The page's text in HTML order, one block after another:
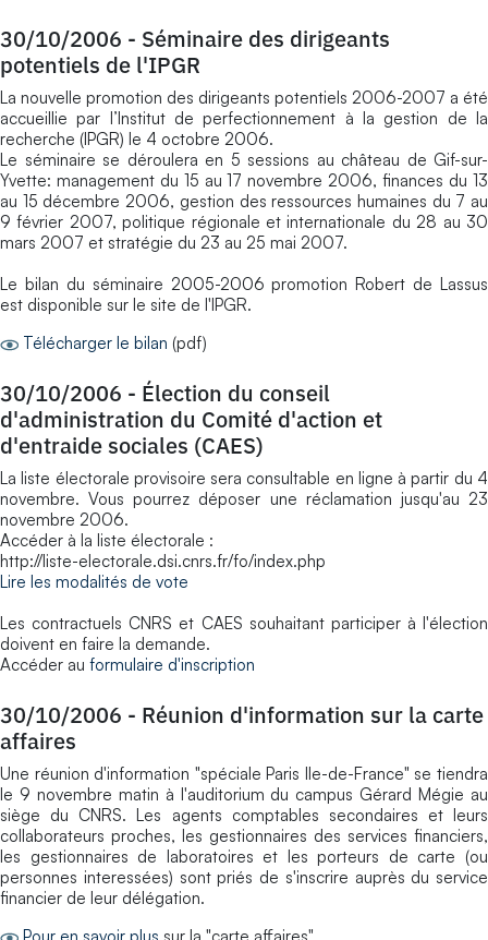
30/10/2006 - Séminaire des dirigeants
potentiels de l'IPGR
La nouvelle promotion des dirigeants potentiels 2006-2007 a été
accueillie par l’Institut de perfectionnement à la gestion de la
recherche (IPGR) le 4 octobre 2006.
Le séminaire se déroulera en 5 sessions au château de Gif-sur-
Yvette: management du 15 au 17 novembre 2006, finances du 13
au 15 décembre 2006, gestion des ressources humaines du 7 au
9 février 2007, politique régionale et internationale du 28 au 30
mars 2007 et stratégie du 23 au 25 mai 2007.
Le bilan du séminaire 2005-2006 promotion Robert de Lassus
est disponible sur le site de l'IPGR.
Télécharger le bilan (pdf)
30/10/2006 - Élection du conseil
d'administration du Comité d'action et
d'entraide sociales (CAES)
La liste électorale provisoire sera consultable en ligne à partir du 4
novembre. Vous pourrez déposer une réclamation jusqu'au 23
novembre 2006.
Accéder à la liste électorale :
http://liste-electorale.dsi.cnrs.fr/fo/index.php
Lire les modalités de vote
Les contractuels CNRS et CAES souhaitant participer à l'élection
doivent en faire la demande.
Accéder au formulaire d'inscription
30/10/2006 - Réunion d'information sur la carte
affaires
Une réunion d'information "spéciale Paris Ile-de-France" se tiendra
le 9 novembre matin à l'auditorium du campus Gérard Mégie au
siège du CNRS. Les agents comptables secondaires et leurs
collaborateurs proches, les gestionnaires des services financiers,
les gestionnaires de laboratoires et les porteurs de carte (ou
personnes interessées) sont priés de s'inscrire auprès du service
financier de leur délégation.